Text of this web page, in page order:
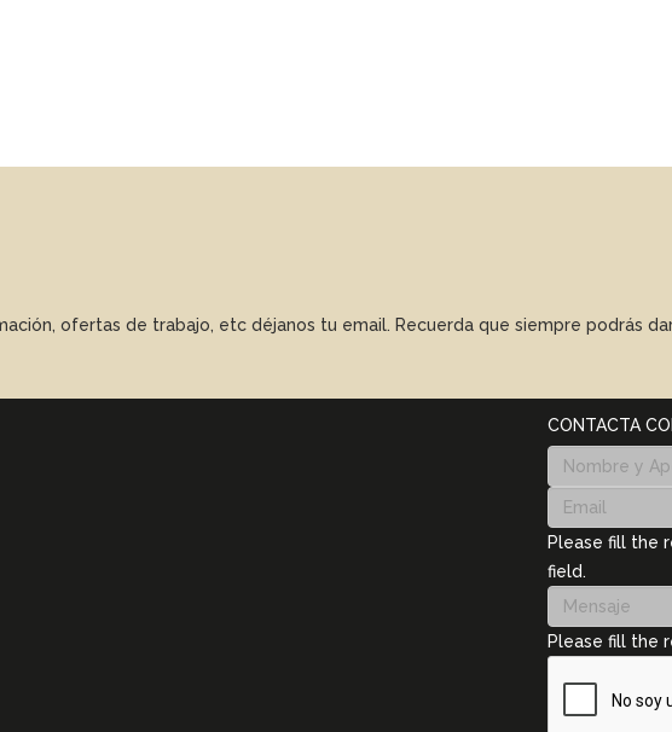
ofertas de trabajo, etc déjanos tu email. Recuerda que siempre podrás
CONTACTA
Please fill the
field.
Please fill the